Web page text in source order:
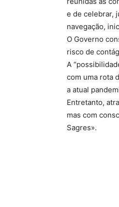
e de celebrar,
navegação,
O Governo
risco de
A
com uma rota
a atual
Entretanto,
mas com
Sagres».